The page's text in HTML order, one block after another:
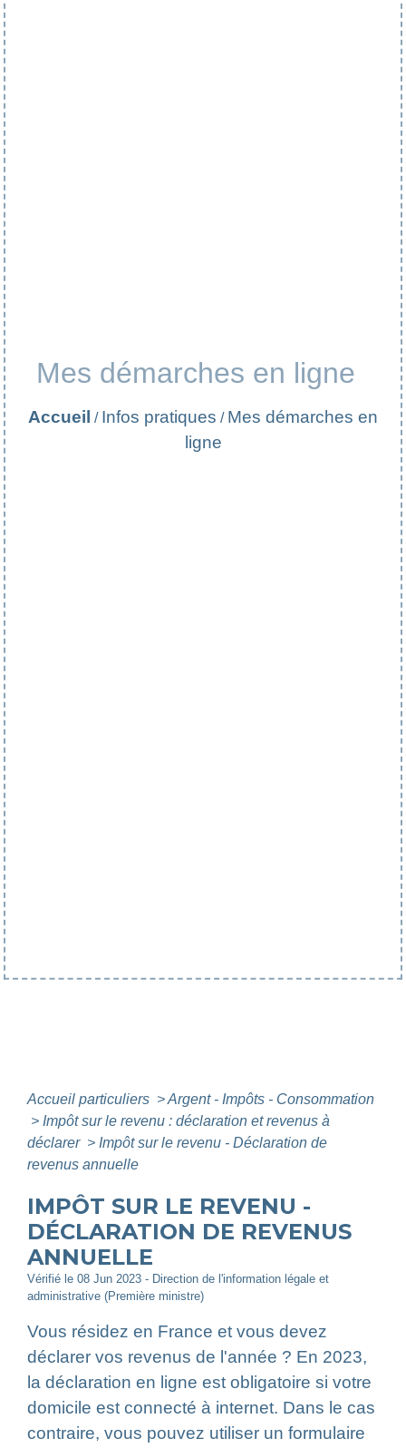
Mes démarches en ligne
Accueil / Infos pratiques / Mes démarches en
ligne
Accueil particuliers >Argent - Impôts - Consommation
> Impôt sur le revenu : déclaration et revenus à
déclarer > Impôt sur le revenu - Déclaration de
revenus annuelle
IMPÔT SUR LE REVENU -
DÉCLARATION DE REVENUS
ANNUELLE
Vérifié le 08 Jun 2023 - Direction de l'information légale et
administrative (Première ministre)
Vous résidez en France et vous devez
déclarer vos revenus de l'année ? En 2023,
la déclaration en ligne est obligatoire si votre
domicile est connecté à internet. Dans le cas
contraire, vous pouvez utiliser un formulaire